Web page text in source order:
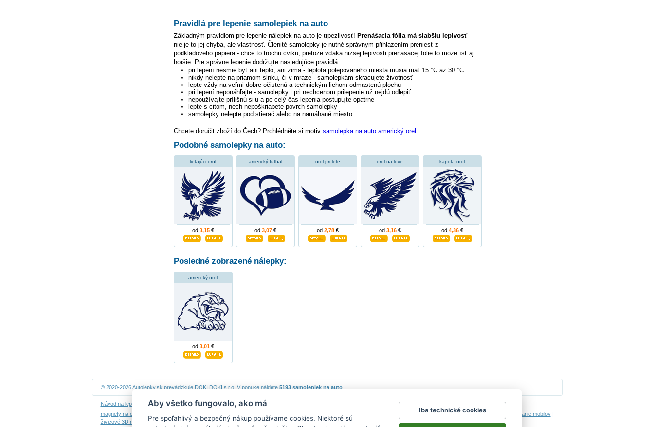
Pravidlá pre lepenie samolepiek na auto
Základným pravidlom pre lepenie nálepiek na auto je trpezlivosť! Prenášacia fólia má slabšiu lepivosť–
nie je to jej chyba, ale vlastnosť. Členité samolepky je nutné správnym přihlazením preniesť z
podkladového papiera - chce to trochu cviku, pretože vďaka nižšej lepivosti prenášacej fólie to môže ísť aj
horšie. Pre správne lepenie dodržujte nasledujúce pravidlá:
pri lepení nesmie byť ani teplo, ani zima - teplota polepovaného miesta musia mať 15 °C až 30 °C
nikdy nelepte na priamom slnku, či v mraze - samolepkám skracujete životnosť
lepte vždy na veľmi dobre očistenú a technickým liehom odmastenú plochu
pri lepení neponáhľajte - samolepky i pri nechcenom prilepenie už nejdú odlepiť
nepoužívajte prílišnú silu a po celý čas lepenia postupujte opatrne
lepte s citom, nech nepoškriabete povrch samolepky
samolepky nelepte pod stierač alebo na namáhané miesto
Chcete doručit zboží do Čech? Prohlédněte si motiv samolepka na auto americký orel
Podobné samolepky na auto:
lietajúci orol
od 3,15€
americký futbal
od 3,07€
orol pri lete
od 2,78€
orol na love
od 3,16€
kapota orol
od 4,36€
Posledné zobrazené nálepky:
americký orol
od 3,01€
© 2020-2026 Autolepky.sk prevádzkuje DOKI DOKI s.r.o. V ponuke nájdete 5193 samolepiek na auto
Návod na lepenie Návod na odstránenie samolepiek|Obchodné podmienky Reklamačný poriadok|Impressum
magnety na chladničku
samolepky na auto |hodinový manžel česká lípa porovnanie mobilov|
živicové 3D nálepky | kalendáre z fotiek
Aby všetko fungovalo, ako má
Pre spoľahlivý a bezpečný nákup používame cookies. Niektoré sú
Iba technické cookies